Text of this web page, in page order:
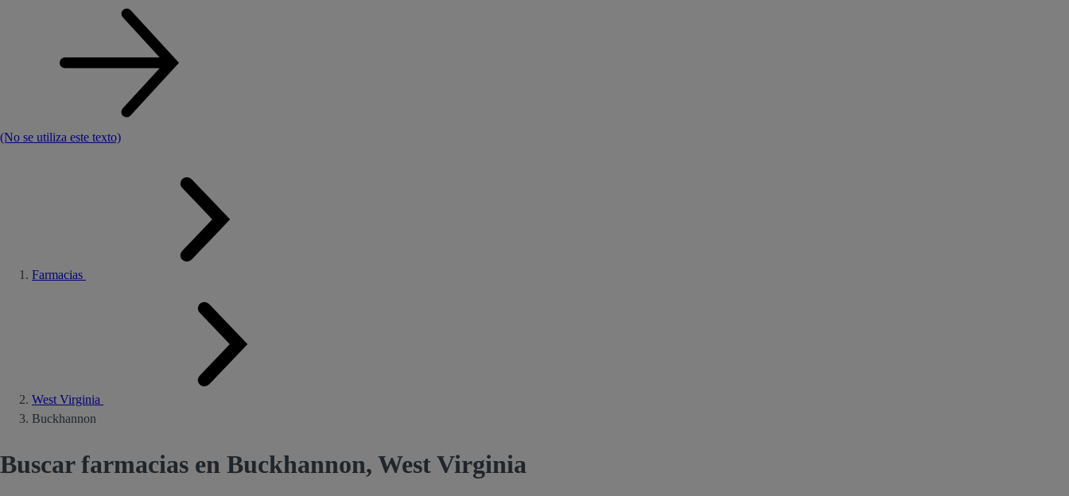
(No se utiliza este texto)
Farmacias
West Virginia
Buckhannon
Buscar farmacias en Buckhannon, West Virginia